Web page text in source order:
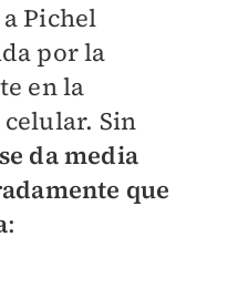
Pichel
por la
en la
Sin
da media
que
: